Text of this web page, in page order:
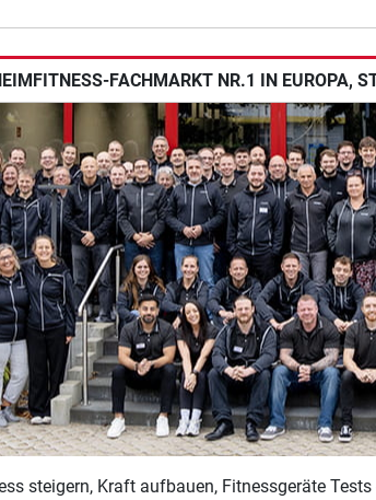
FACHMARKT NR.1 IN EUROPA,
steigern, Kraft aufbauen, Fitnessgeräte